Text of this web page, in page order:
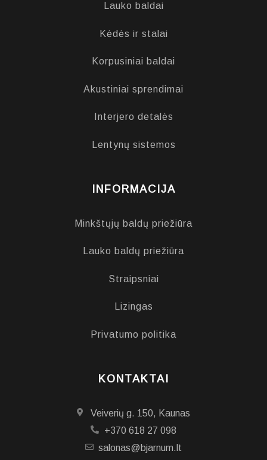
Lauko baldai
Kėdės ir stalai
Korpusiniai baldai
Akustiniai sprendimai
Interjero detalės
Lentynų sistemos
INFORMACIJA
Minkštųjų baldų priežiūra
Lauko baldų priežiūra
Straipsniai
Lizingas
Privatumo politika
KONTAKTAI
Veiverių g. 150, Kaunas
+370 618 27 098
salonas@bjarnum.lt